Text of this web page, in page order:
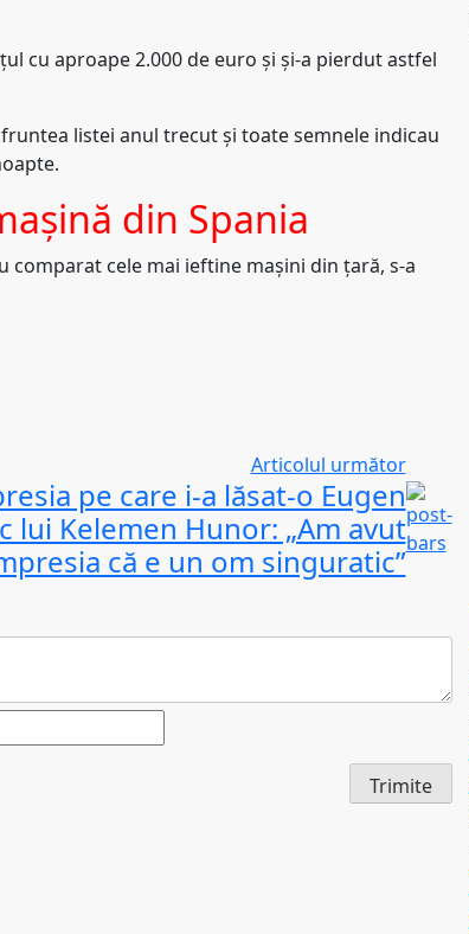
cu aproape 2.000 de euro și și-a pierdut astfel
listei anul trecut și toate semnele indicau
din Spania
comparat cele mai ieftine mașini din țară, s-a
Articolul următor
pe care i-a lăsat-o Eugen
lui Kelemen Hunor: „Am avut
că e un om singuratic”
Trimite